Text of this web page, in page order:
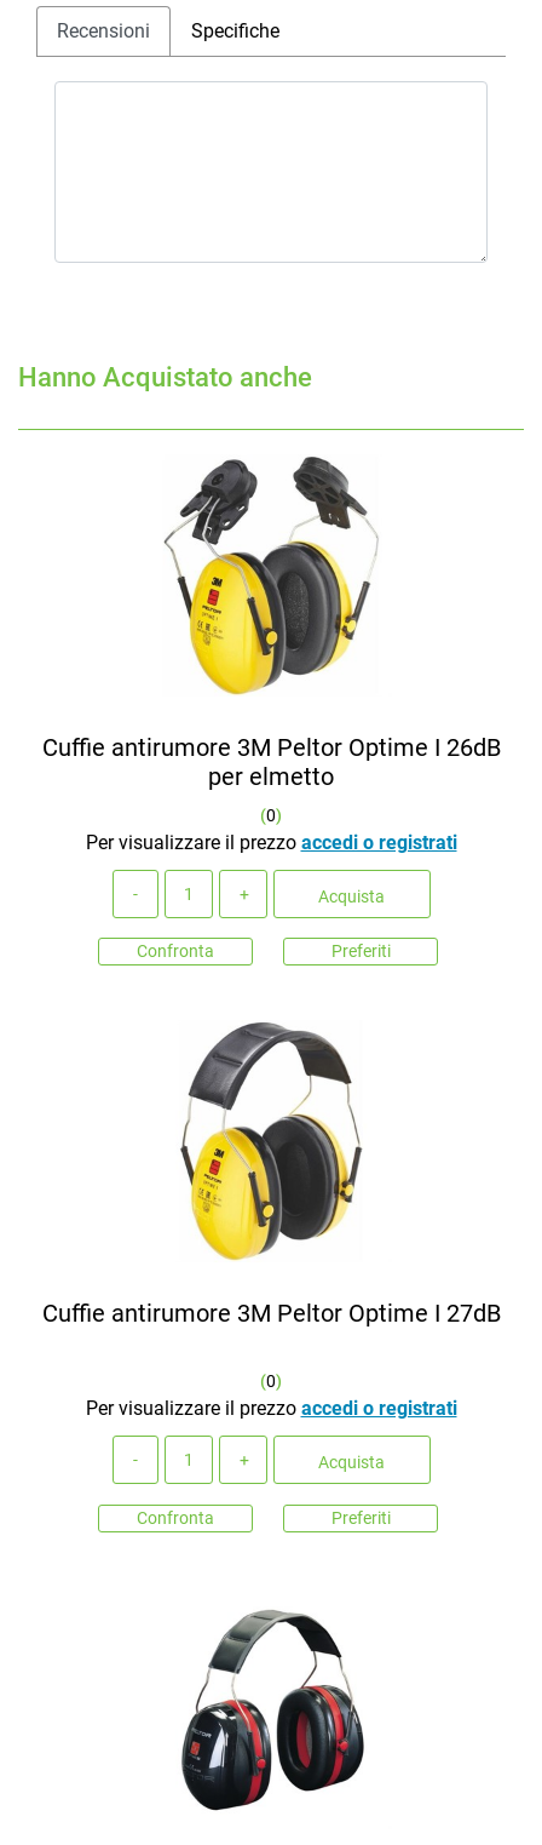
Recensioni Specifiche
Hanno Acquistato anche
Cuffie antirumore 3M Peltor Optime I 26dB
per elmetto
(0)
Per visualizzare il prezzo accedi o registrati
Acquista
Confronta Preferiti
Cuffie antirumore 3M Peltor Optime I 27dB
(0)
Per visualizzare il prezzo accedi o registrati
Acquista
Confronta Preferiti